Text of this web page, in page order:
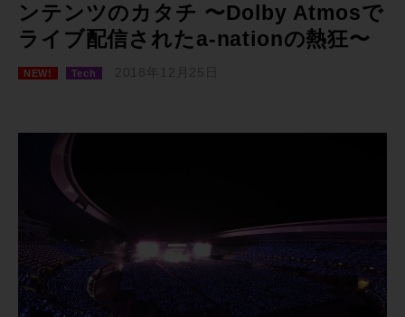
ンテンツのカタチ 〜Dolby Atmosで
ライブ配信されたa-nationの熱狂〜
NEW! Tech 2018年12月25日